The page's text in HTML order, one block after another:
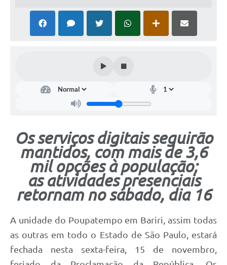
Os serviços digitais seguirão
mantidos, com mais de 3,6
mil opções à população;
as atividades presenciais
retornam no sábado, dia 16
A unidade do Poupatempo em Bariri, assim todas
as outras em todo o Estado de São Paulo, estará
fechada nesta sexta-feira, 15 de novembro,